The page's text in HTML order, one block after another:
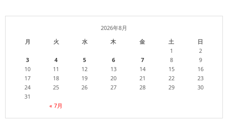
2026年8月
月
火 水 木 金 土 日
« 7月
1
2
3
4 5 6 7 8
9
10
11 12 13 14 15
16
17
18 19 20 21 22
23
24
25 26 27 28 29
30
31